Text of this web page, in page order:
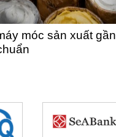
móc sản xuất gần